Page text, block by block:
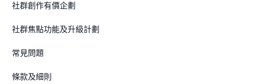
社群創作有價企劃
社群焦點功能及升級計劃
常見問題
條款及細則